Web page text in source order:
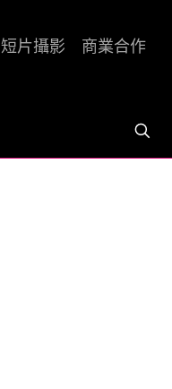
短片攝影 商業合作